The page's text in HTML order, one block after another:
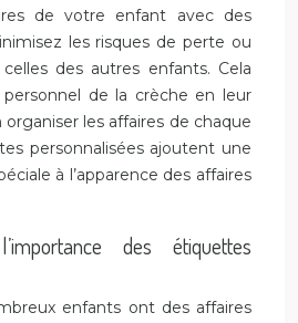
de votre enfant avec des
les risques de perte ou
des autres enfants. Cela
de la crèche en leur
les affaires de chaque
personnalisées ajoutent une
à l’apparence des affaires
des étiquettes
enfants ont des affaires